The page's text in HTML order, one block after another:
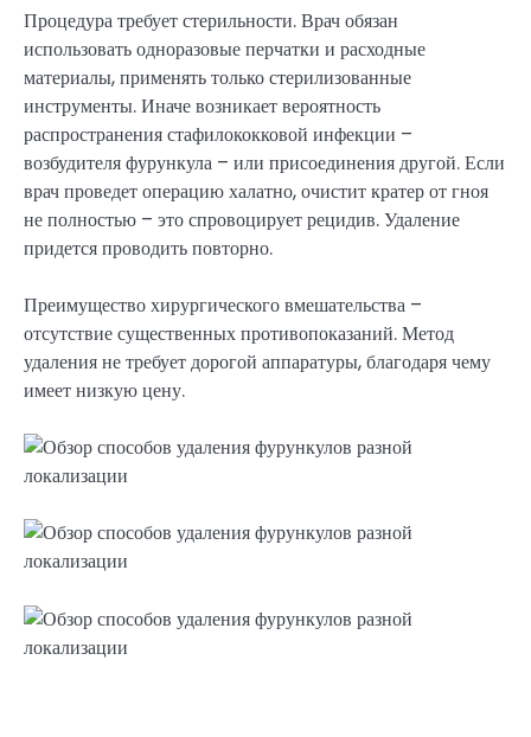
Процедура требует стерильности. Врач обязан
использовать одноразовые перчатки и расходные
материалы, применять только стерилизованные
инструменты. Иначе возникает вероятность
распространения стафилококковой инфекции –
возбудителя фурункула – или присоединения другой. Если
врач проведет операцию халатно, очистит кратер от гноя
не полностью – это спровоцирует рецидив. Удаление
придется проводить повторно.
Преимущество хирургического вмешательства –
отсутствие существенных противопоказаний. Метод
удаления не требует дорогой аппаратуры, благодаря чему
имеет низкую цену.